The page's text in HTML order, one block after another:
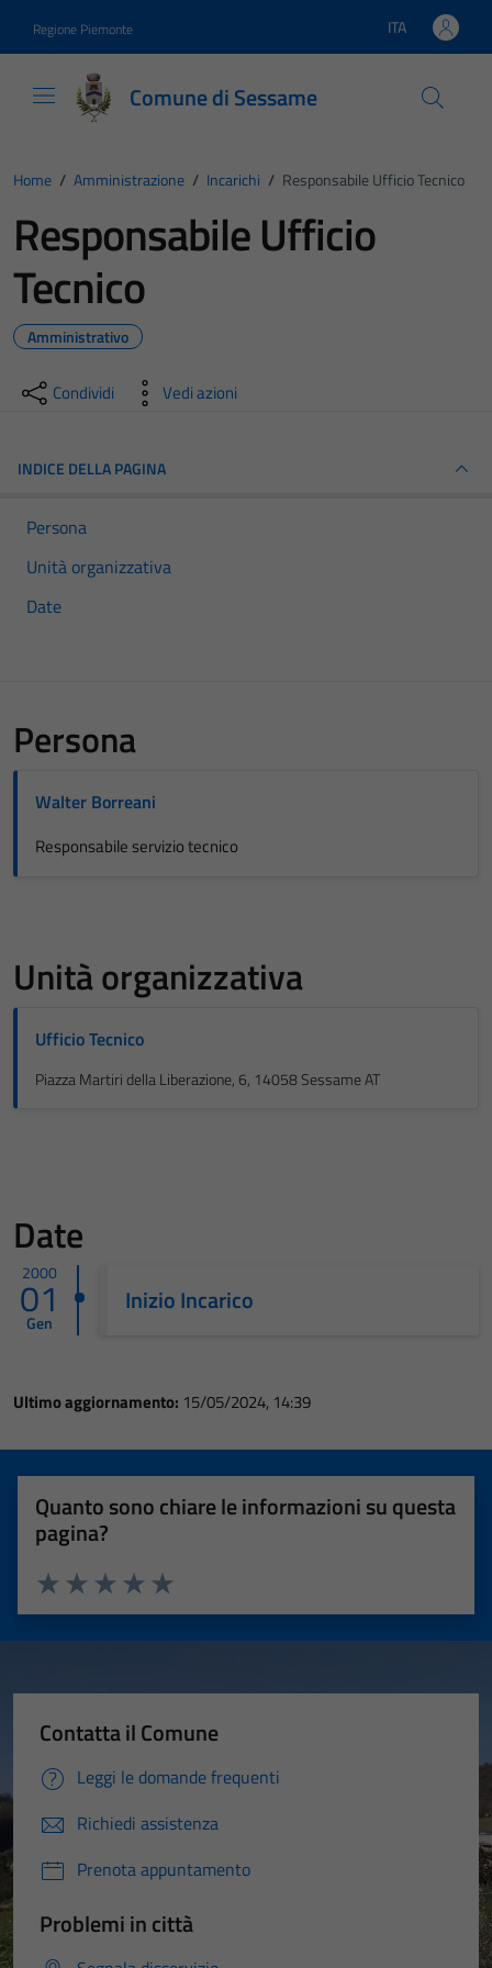
Regione Piemonte Lingua attiva:
ITA
Comune di Sessame
Home / Amministrazione / Incarichi / Responsabile Ufficio Tecnico
Responsabile Ufficio
Tecnico
Amministrativo
Condividi Vedi azioni
INDICE DELLA PAGINA
Persona
Unità organizzativa
Date
Persona
Walter Borreani
Responsabile servizio tecnico
Unità organizzativa
Ufficio Tecnico
Piazza Martiri della Liberazione, 6, 14058 Sessame AT
Date
2000
01
Gen
Inizio Incarico
Ultimo aggiornamento: 15/05/2024, 14:39
Quanto sono chiare le informazioni su questa
pagina?
Valuta 5 stelle su 5
Valuta 4 stelle su 5
Valuta 3 stelle su 5
Valuta 2 stelle su 5
Valuta 1 stelle su 5
Contatta il Comune
Leggi le domande frequenti
Richiedi assistenza
Prenota appuntamento
Problemi in città